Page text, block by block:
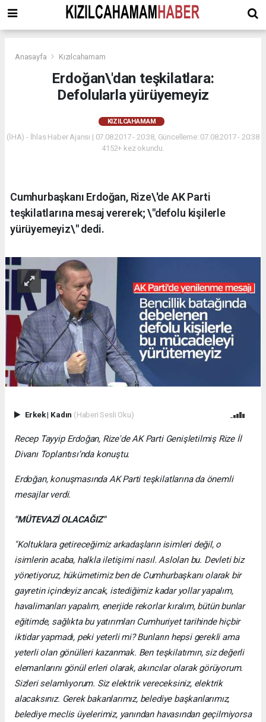
Anasayfa Kızılcahamam
Erdoğan\'dan teşkilatlara:
Defolularla yürüyemeyiz
KIZILCAHAMAM
(İHA) - İhlas Haber Ajansı | 07.08.2017 - 20:38, Güncelleme: 07.08.2017 - 20:38
4152+ kez okundu.
Cumhurbaşkanı Erdoğan, Rize\'de AK Parti
teşkilatlarına mesaj vererek; \"defolu kişilerle
yürüyemeyiz\" dedi.
Erkek| Kadın (Haberi Sesli Oku)
Recep Tayyip Erdoğan, Rize'deAK PartiGenişletilmiş Rize İl
Divanı Toplantısı’nda konuştu.
Erdoğan, konuşmasında AK Parti teşkilatlarına da önemli
mesajlar verdi.
"MÜTEVAZİ OLACAĞIZ"
"Koltuklara getireceğimiz arkadaşların isimleri değil, o
isimlerin acaba, halkla iletişimi nasıl. Aslolan bu. Devleti biz
yönetiyoruz, hükümetimiz ben de Cumhurbaşkanı olarak bir
gayretin içindeyiz ancak, istediğimiz kadar yollar yapalım,
havalimanları yapalım, enerjide rekorlar kıralım, bütün bunlar
eğitimde, sağlıkta bu yatırımları Cumhuriyet tarihinde hiçbir
iktidar yapmadı, peki yeterli mi? Bunların hepsi gerekli ama
yeterli olan gönülleri kazanmak. Ben teşkilatımın, siz değerli
elemanlarını gönül erleri olarak, akıncılar olarak görüyorum.
Sizleri selamlıyorum. Siz elektrik vereceksiniz, elektrik
alacaksınız. Gerek bakanlarımız, belediye başkanlarımız,
belediye meclis üyelerimiz, yanından havasından geçilmiyorsa